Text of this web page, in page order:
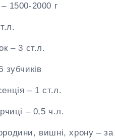
1500-2000 г
– 3 ст.л.
зубчиків
– 1 ст.л.
– 0,5 ч.л.
вишні, хрону – за